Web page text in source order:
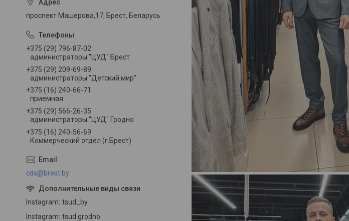
проспект Машерова,17, Брест, Беларусь
+375 (29) 796-87-02
администраторы "ЦУД" Брест
+375 (29) 209-69-89
администраторы "Детский мир"
+375 (16) 240-66-71
приемная
+375 (29) 566-26-35
администраторы "ЦУД" Гродно
+375 (16) 240-56-69
Коммерческий отдел (г.Брест)
cds@brest.by
Instagram tsud_by
Instagram tsud.grodno